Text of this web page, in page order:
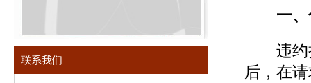
联系我们
一
违约损
后，在